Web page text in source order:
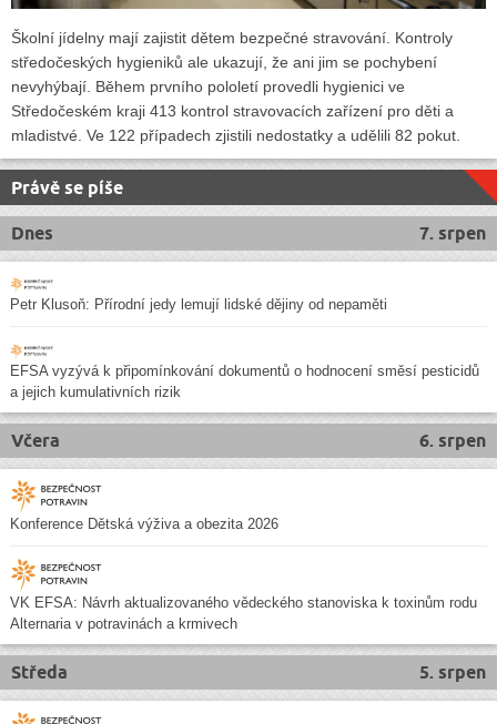
Školní jídelny mají zajistit dětem bezpečné stravování. Kontroly
středočeských hygieniků ale ukazují, že ani jim se pochybení
nevyhýbají. Během prvního pololetí provedli hygienici ve
Středočeském kraji 413 kontrol stravovacích zařízení pro děti a
mladistvé. Ve 122 případech zjistili nedostatky a udělili 82 pokut.
Právě se píše
7. srpen
Dnes
Petr Klusoň: Přírodní jedy lemují lidské dějiny od nepaměti
EFSA vyzývá k připomínkování dokumentů o hodnocení směsí pesticidů
a jejich kumulativních rizik
6. srpen
Včera
Konference Dětská výživa a obezita 2026
VK EFSA: Návrh aktualizovaného vědeckého stanoviska k toxinům rodu
Alternaria v potravinách a krmivech
5. srpen
Středa